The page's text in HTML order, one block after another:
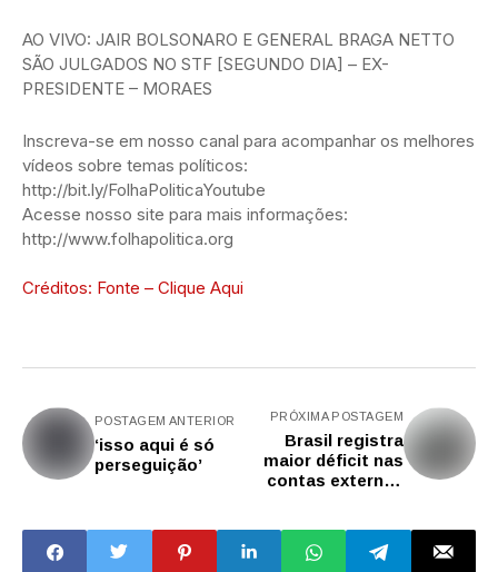
AO VIVO: JAIR BOLSONARO E GENERAL BRAGA NETTO
SÃO JULGADOS NO STF [SEGUNDO DIA] – EX-
PRESIDENTE – MORAES
Inscreva-se em nosso canal para acompanhar os melhores
vídeos sobre temas políticos:
http://bit.ly/FolhaPoliticaYoutube
Acesse nosso site para mais informações:
http://www.folhapolitica.org
Créditos: Fonte – Clique Aqui
POSTAGEM ANTERIOR
‘isso aqui é só
perseguição’
PRÓXIMA POSTAGEM
Brasil registra
maior déficit nas
contas externas